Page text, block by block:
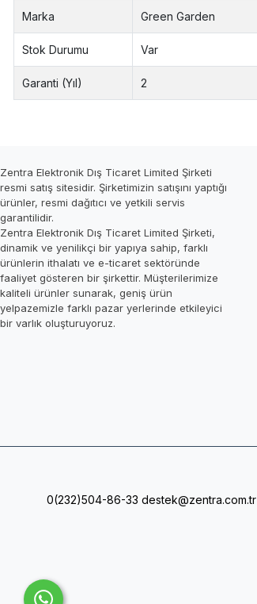
Marka Green Garden
Stok Durumu Var
Garanti (Yıl) 2
Zentra Elektronik Dış Ticaret Limited Şirketi
resmi satış sitesidir. Şirketimizin satışını yaptığı
ürünler, resmi dağıtıcı ve yetkili servis
garantilidir.
Zentra Elektronik Dış Ticaret Limited Şirketi,
dinamik ve yenilikçi bir yapıya sahip, farklı
ürünlerin ithalatı ve e-ticaret sektöründe
faaliyet gösteren bir şirkettir. Müşterilerimize
kaliteli ürünler sunarak, geniş ürün
yelpazemizle farklı pazar yerlerinde etkileyici
bir varlık oluşturuyoruz.
0(232)504-86-33 destek@zentra.com.tr